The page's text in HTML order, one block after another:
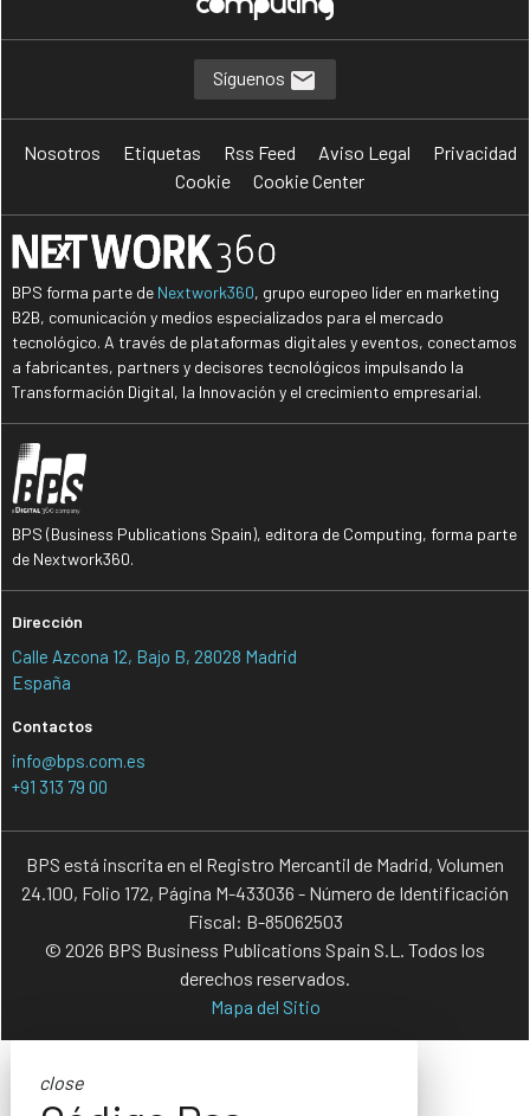
Síguenos
Nosotros Etiquetas Rss Feed Aviso Legal
Privacidad
Cookie
Cookie Center
BPS forma parte de Nextwork360, grupo europeo líder en marketing
B2B, comunicación y medios especializados para el mercado
tecnológico. A través de plataformas digitales y eventos, conectamos
a fabricantes, partners y decisores tecnológicos impulsando la
Transformación Digital, la Innovación y el crecimiento empresarial.
BPS (Business Publications Spain), editora de Computing, forma parte
de Nextwork360.
Dirección
Calle Azcona 12, Bajo B, 28028 Madrid
España
Contactos
info@bps.com.es
+91 313 79 00
BPS está inscrita en el Registro Mercantil de Madrid, Volumen
24.100, Folio 172, Página M-433036 - Número de Identificación
Fiscal: B-85062503
© 2026 BPS Business Publications Spain S.L. Todos los
derechos reservados.
Mapa del Sitio
close